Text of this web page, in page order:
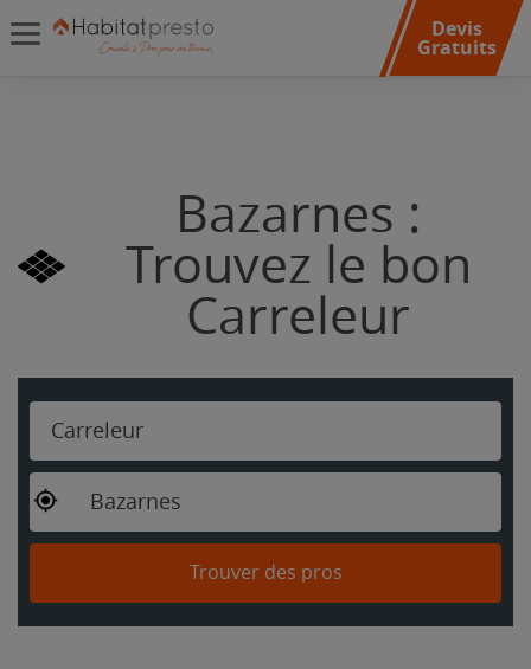
Devis
Gratuits
Bazarnes :
Trouvez le bon
Carreleur
Carreleur
Bazarnes
Trouver des pros